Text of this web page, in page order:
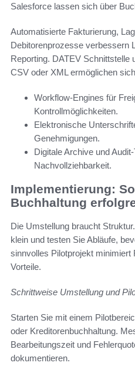
Salesforce lassen sich über
Automatisierte Fakturierung,
Debitorenprozesse verbessern
Reporting. DATEV Schnittstelle
CSV oder XML ermöglichen
Workflow-Engines für
Kontrollmöglichkeiten.
Elektronische
Genehmigungen.
Digitale Archive und
Nachvollziehbarkeit.
Implementierung:
Buchhaltung
Die Umstellung braucht
klein und testen Sie Abläufe,
sinnvolles Pilotprojekt
Vorteile.
Schrittweise Umstellung und
Starten Sie mit einem
oder Kreditorenbuchhaltung.
Bearbeitungszeit und
dokumentieren.